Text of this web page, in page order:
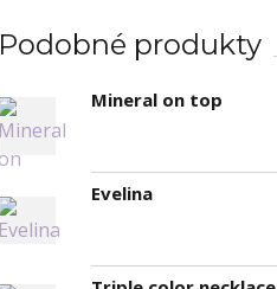
Podobné produkty
Mineral on top
Evelina